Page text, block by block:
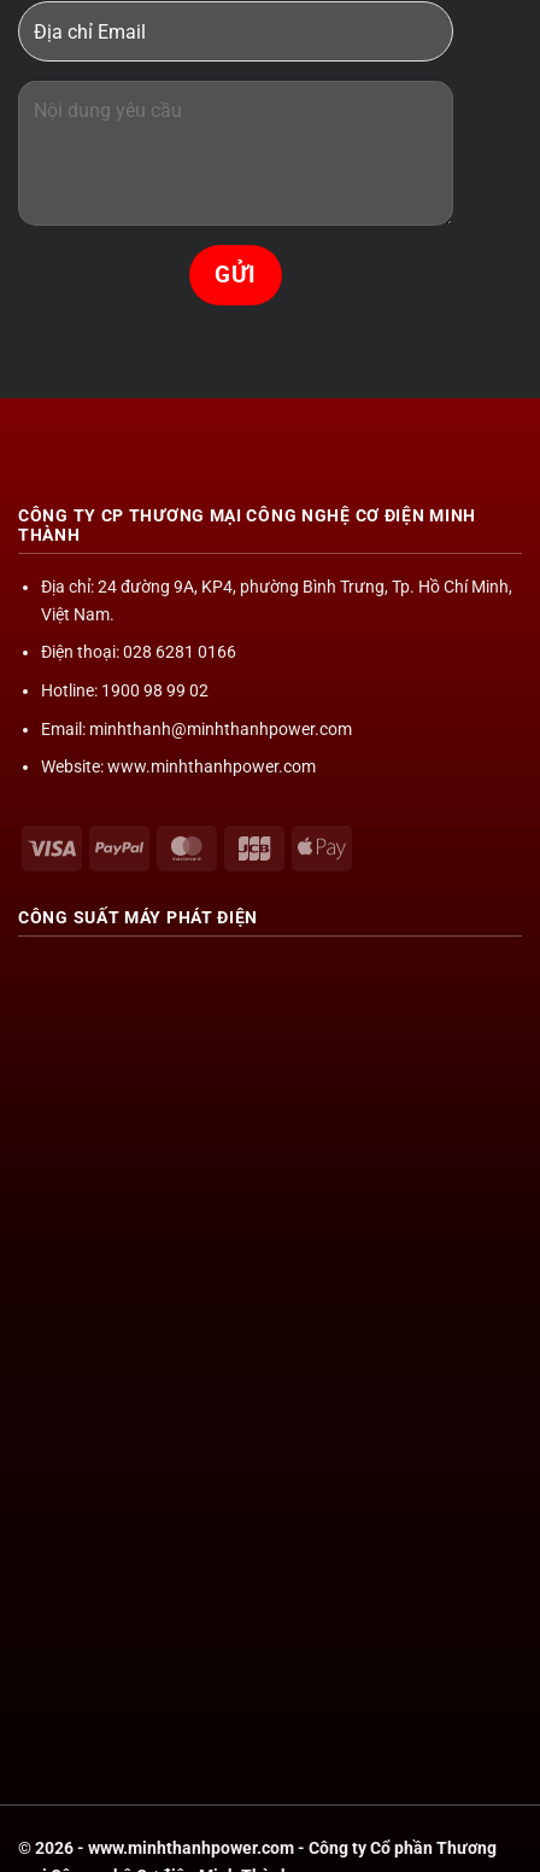
CÔNG TY CP THƯƠNG MẠI CÔNG NGHỆ CƠ ĐIỆN MINH
THÀNH
Địa chỉ: 24 đường 9A, KP4, phường Bình Trưng, Tp. Hồ Chí Minh,
Việt Nam.
Điện thoại: 028 6281 0166
Hotline: 1900 98 99 02
Email: minhthanh@minhthanhpower.com
Website: www.minhthanhpower.com
Visa PayPal MasterCard
JCB
Apple
CÔNG SUẤTMÁY PHÁT ĐIỆN
© 2026 - www.minhthanhpower.com - Công ty Cổ phần Thương